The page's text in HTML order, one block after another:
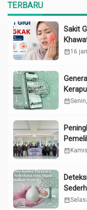
TERBARU
Sakit
calendar_month16
calendar_month
Lansia
calendar_month
Nyawa
calendar_month